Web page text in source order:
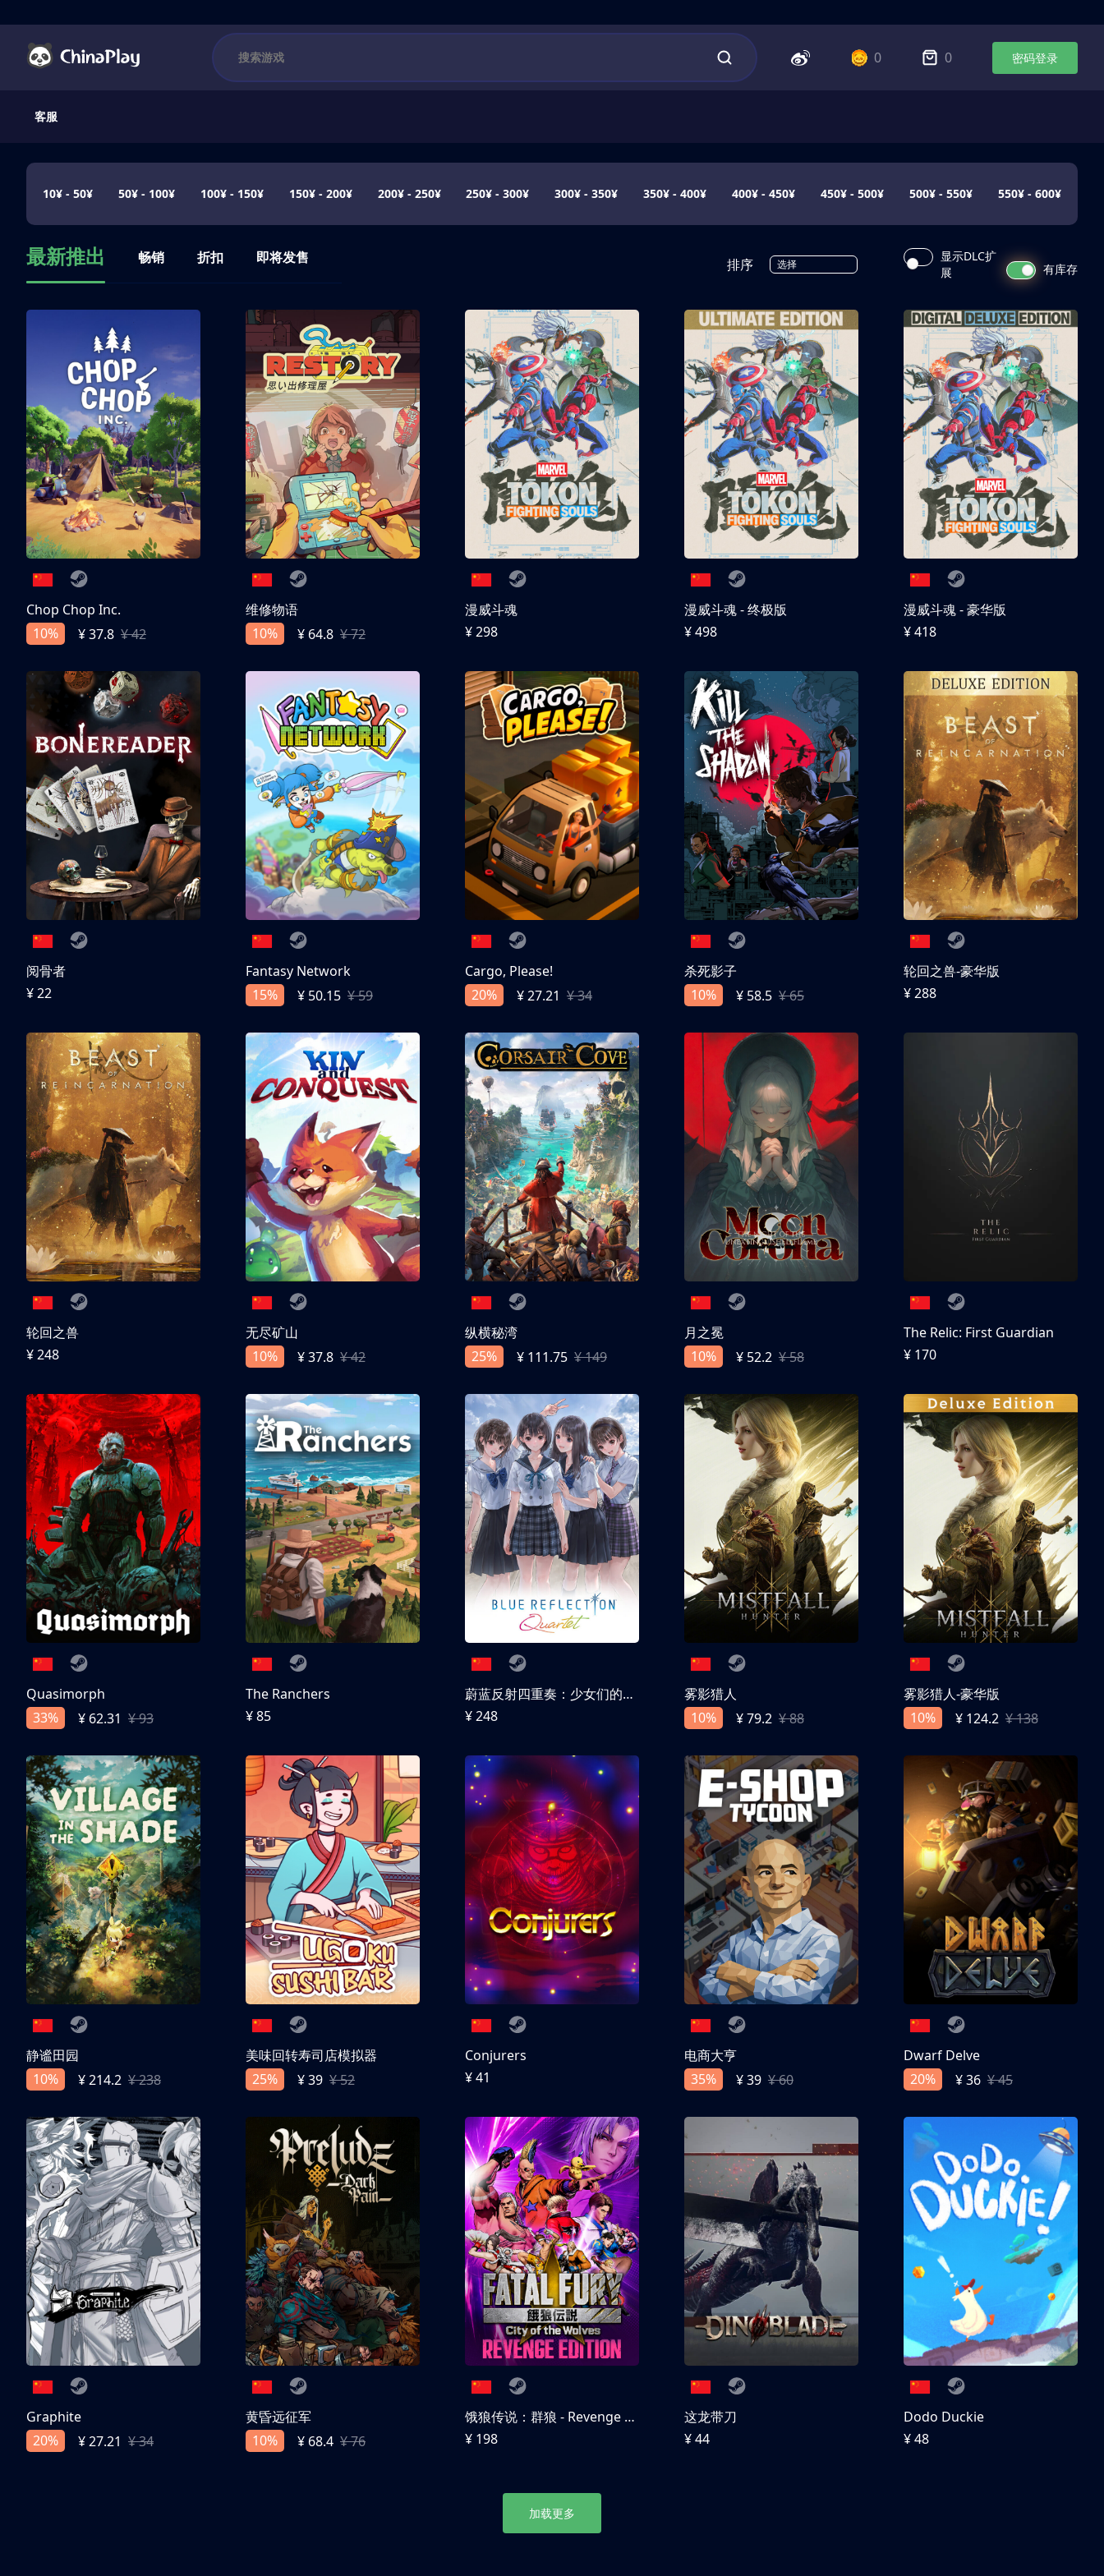
0 0 密码登录
客服
10¥ - 50¥ 50¥ - 100¥ 100¥ - 150¥ 150¥ - 200¥ 200¥ - 250¥ 250¥ - 300¥ 300¥ - 350¥ 350¥ - 400¥ 400¥ - 450¥ 450¥ - 500¥ 500¥ - 550¥ 550¥ - 600¥
最新推出 畅销 折扣 即将发售 排序 选择
显示DLC扩
展
有库存
Chop Chop Inc.
10%
¥ 37.8 ¥ 42
维修物语
10%
¥ 64.8 ¥ 72
漫威斗魂
¥ 298
漫威斗魂 - 终极版
¥ 498
漫威斗魂 - 豪华版
¥ 418
阅骨者
¥ 22
Fantasy Network
15%
¥ 50.15 ¥ 59
Cargo, Please!
20%
¥ 27.21 ¥ 34
杀死影子
10%
¥ 58.5 ¥ 65
轮回之兽-豪华版
¥ 288
轮回之兽
¥ 248
无尽矿山
10%
¥ 37.8 ¥ 42
纵横秘湾
25%
¥ 111.75 ¥ 149
月之冕
10%
¥ 52.2 ¥ 58
The Relic: First Guardian
¥ 170
Quasimorph
33%
¥ 62.31 ¥ 93
The Ranchers
¥ 85
蔚蓝反射四重奏：少女们的奇迹
¥ 248
雾影猎人
10%
¥ 79.2 ¥ 88
雾影猎人-豪华版
10%
¥ 124.2 ¥ 138
静谧田园
10%
¥ 214.2 ¥ 238
美味回转寿司店模拟器
25%
¥ 39 ¥ 52
Conjurers
¥ 41
电商大亨
35%
¥ 39 ¥ 60
Dwarf Delve
20%
¥ 36 ¥ 45
Graphite
20%
¥ 27.21 ¥ 34
黄昏远征军
10%
¥ 68.4 ¥ 76
饿狼传说：群狼 - Revenge Edition
¥ 198
这龙带刀
¥ 44
Dodo Duckie
¥ 48
加载更多